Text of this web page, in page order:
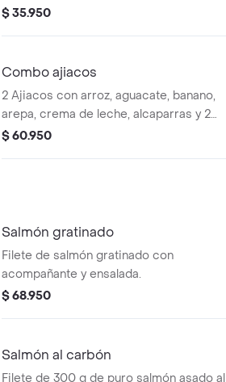
del día.
$ 35.950
Combo ajiacos
2 Ajiacos con arroz, aguacate, banano,
arepa, crema de leche, alcaparras y 2
jugos del día.
$ 60.950
Salmón gratinado
Filete de salmón gratinado con
acompañante y ensalada.
$ 68.950
Salmón al carbón
Filete de 300 g de puro salmón asado al